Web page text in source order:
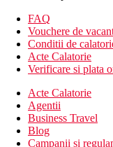
terasa la
bar la piscina
Descrierea plajei
Sezlonguri si
Activitati sportive
FAQ
Vouchere de
Conditii de
Acte Calatorie
Verificare si plata
Acte Calatorie
Agentii
Business Travel
Blog
Campanii si